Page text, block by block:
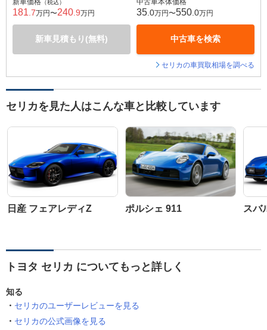
新車価格 （税込）
181 .7万円〜240 .9万円
新車見積もり(無料)
中古車本体価格
35 .0万円〜550 .0万円
中古車を検索
セリカの車買取相場を調べる
セリカを見た人はこんな車と比較しています
日産 フェアレディZ ポルシェ 911 スバ
トヨタ セリカ についてもっと詳しく
知る
セリカのユーザーレビューを見る
セリカの公式画像を見る